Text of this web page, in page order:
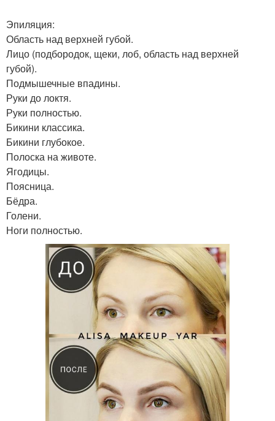
Эпиляция:
Область над верхней губой.
Лицо (подбородок, щеки, лоб, область над верхней
губой).
Подмышечные впадины.
Руки до локтя.
Руки полностью.
Бикини классика.
Бикини глубокое.
Полоска на животе.
Ягодицы.
Поясница.
Бёдра.
Голени.
Ноги полностью.